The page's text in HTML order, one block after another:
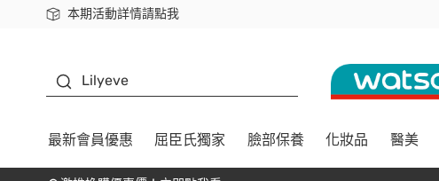
本期活動詳情請點我
下載app最高回饋$350
Lilyeve
最新會員優惠 屈臣氏獨家 臉部保養 化妝品 醫美